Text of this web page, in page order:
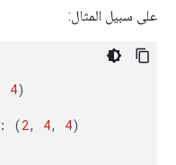
على سبيل المثال:
4)
: (2, 4, 4)